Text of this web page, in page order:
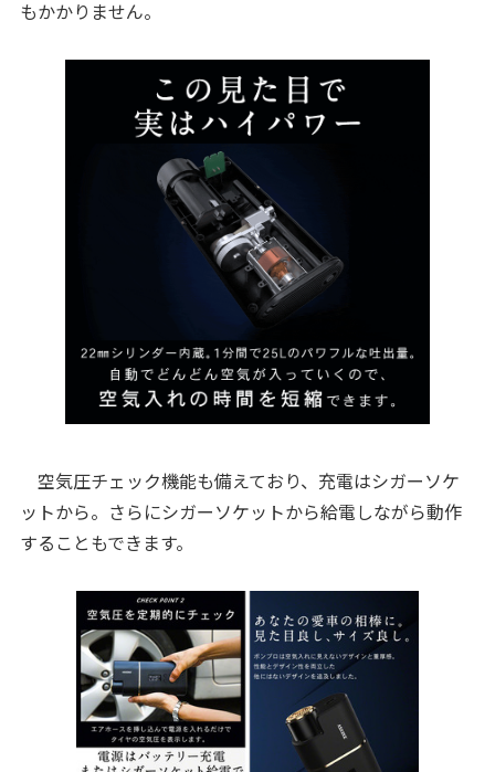
もかかりません。
空気圧チェック機能も備えており、充電はシガーソケ
ットから。さらにシガーソケットから給電しながら動作
することもできます。